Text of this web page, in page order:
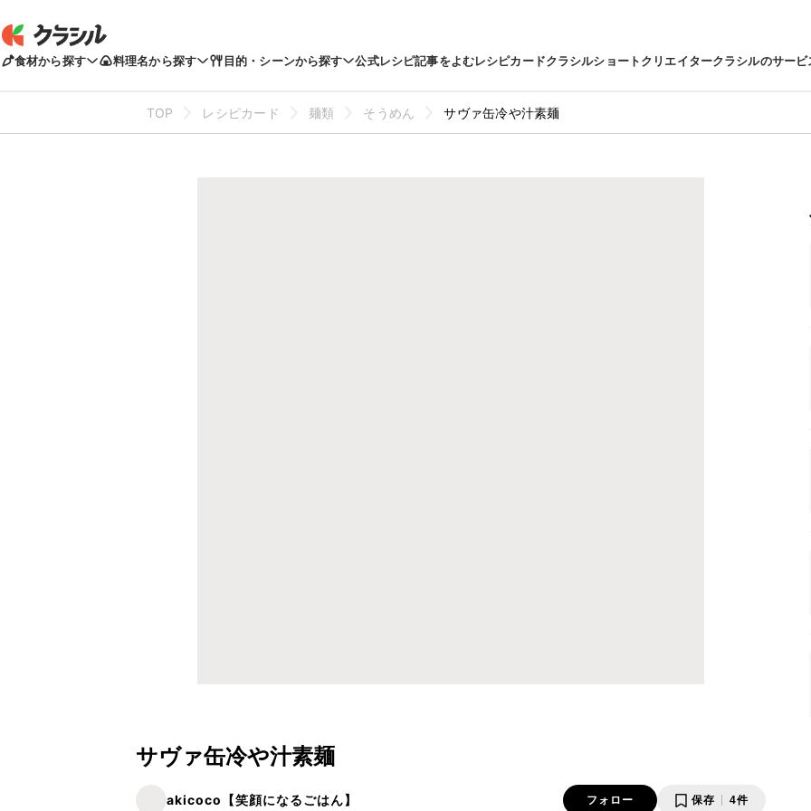
食材から探す 料理名から探す 目的・シーンから探す 公式レシピ記事をよむレシピカードクラシルショートクリエイタークラシルのサービ
TOP レシピカード 麺類 そうめん サヴァ缶冷や汁素麺
サヴァ缶冷や汁素麺
akicoco【笑顔になるごはん】 フォロー 保存 4件